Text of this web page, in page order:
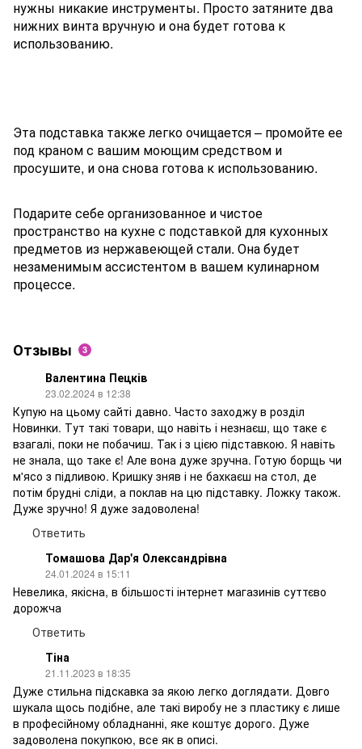
нужны никакие инструменты. Просто затяните два
нижних винта вручную и она будет готова к
использованию.
Эта подставка также легко очищается – промойте ее
под краном с вашим моющим средством и
просушите, и она снова готова к использованию.
Подарите себе организованное и чистое
пространство на кухне с подставкой для кухонных
предметов из нержавеющей стали. Она будет
незаменимым ассистентом в вашем кулинарном
процессе.
Отзывы 3
Валентина Пецків
23.02.2024 в 12:38
Купую на цьому сайті давно. Часто заходжу в розділ
Новинки. Тут такі товари, що навіть і незнаєш, що таке є
взагалі, поки не побачиш. Так і з цією підставкою. Я навіть
не знала, що таке є! Але вона дуже зручна. Готую борщь чи
м'ясо з підливою. Кришку зняв і не бахкаєш на стол, де
потім брудні сліди, а поклав на цю підставку. Ложку також.
Дуже зручно! Я дуже задоволена!
Ответить
Томашова Дар'я Олександрівна
24.01.2024 в 15:11
Невелика, якісна, в більшості інтернет магазинів суттєво
дорожча
Ответить
Тіна
21.11.2023 в 18:35
Дуже стильна підскавка за якою легко доглядати. Довго
шукала щось подібне, але такі виробу не з пластику є лише
в професійному обладнанні, яке коштує дорого. Дуже
задоволена покупкою, все як в описі.